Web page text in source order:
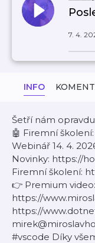
7. 4.
INFO
Šetří nám
🤖 Firemní
Webinář 14. 4.
Novinky: https://
Firemní školení:
👉 Premium video:
https://
https://
#vscode Díky